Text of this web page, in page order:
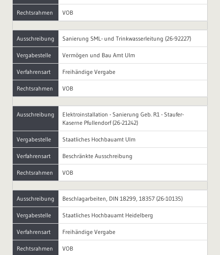
Rechtsrahmen VOB
Ausschreibung Sanierung SML- und Trinkwasserleitung (26-92227)
Vergabestelle Vermögen und Bau Amt Ulm
Verfahrensart Freihändige Vergabe
Rechtsrahmen VOB
Ausschreibung
Elektroinstallation - Sanierung Geb. R1 - Staufer-
Kaserne Pfullendorf (26-21242)
Vergabestelle Staatliches Hochbauamt Ulm
Verfahrensart Beschränkte Ausschreibung
Rechtsrahmen VOB
Ausschreibung Beschlagarbeiten, DIN 18299, 18357 (26-10135)
Vergabestelle Staatliches Hochbauamt Heidelberg
Verfahrensart Freihändige Vergabe
Rechtsrahmen VOB